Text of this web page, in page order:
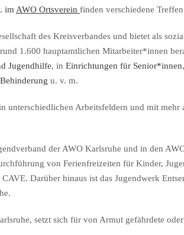
im AWO Ortsverein finden verschiedene
des Kreisverbandes und bietet als
1.600 hauptamtlichen Mitarbeiter*innen
Jugendhilfe, in Einrichtungen für Senior*innen
Behinderung u. v. m.
unterschiedlichen Arbeitsfeldern und mit mehr
der AWO Karlsruhe und in den
von Ferienfreizeiten für Kinder,
Darüber hinaus ist das Jugendwerk
setzt sich für von Armut gefährdete